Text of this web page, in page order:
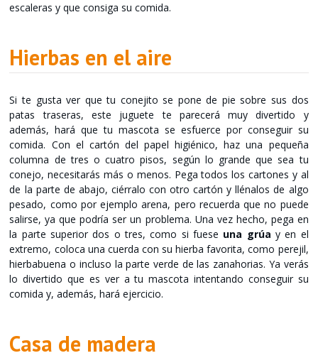
escaleras y que consiga su comida.
Hierbas en el aire
Si te gusta ver que tu conejito se pone de pie sobre sus dos
patas traseras, este juguete te parecerá muy divertido y
además, hará que tu mascota se esfuerce por conseguir su
comida. Con el cartón del papel higiénico, haz una pequeña
columna de tres o cuatro pisos, según lo grande que sea tu
conejo, necesitarás más o menos. Pega todos los cartones y al
de la parte de abajo, ciérralo con otro cartón y llénalos de algo
pesado, como por ejemplo arena, pero recuerda que no puede
salirse, ya que podría ser un problema. Una vez hecho, pega en
la parte superior dos o tres, como si fuese una grúa y en el
extremo, coloca una cuerda con su hierba favorita, como perejil,
hierbabuena o incluso la parte verde de las zanahorias. Ya verás
lo divertido que es ver a tu mascota intentando conseguir su
comida y, además, hará ejercicio.
Casa de madera